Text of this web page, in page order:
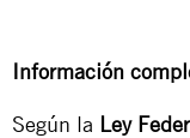
Información
Según la Ley